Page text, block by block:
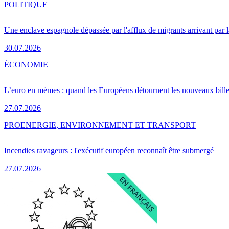
Une enclave espagnole dépassée par l'afflux de migrants arrivant par
30.07.2026
POLITIQUE
L’euro en mèmes : quand les Européens détournent les nouveaux
27.07.2026
ÉCONOMIE
Incendies ravageurs : l'exécutif européen reconnaît être submergé
27.07.2026
PROENERGIE, ENVIRONNEMENT ET TRANSPORT